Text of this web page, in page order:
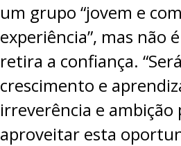
um grupo “jovem e
experiência”, mas não
retira a confiança.
crescimento e
irreverência e
aproveitar esta